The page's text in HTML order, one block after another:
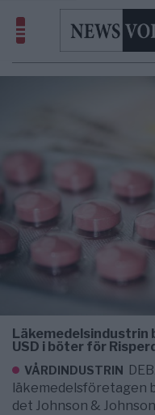
Läkemedelsindustrin
USD i böter för
VÅRDINDUSTRIN
läkemedelsföretagen
det Johnson &